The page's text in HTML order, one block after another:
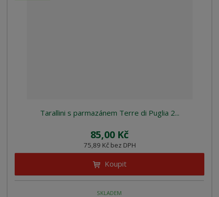
Tarallini s parmazánem Terre di Puglia 2...
85,00 Kč
75,89 Kč bez DPH
Koupit
SKLADEM